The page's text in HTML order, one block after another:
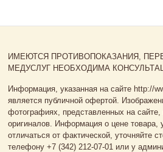
ИМЕЮТСЯ ПРОТИВОПОКАЗАНИЯ,
МЕДУСЛУГ НЕОБХОДИМА
Информация, указанная на сайте http://
является публичной офертой.
фотографиях, представленных на сайте,
оригиналов. Информация о цене товара,
отличаться от фактической, уточняйте
телефону +7 (342) 212-07-01 или у